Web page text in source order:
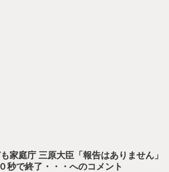
家庭庁 三原大臣「報告はありません」
で終了・・・ へのコメント